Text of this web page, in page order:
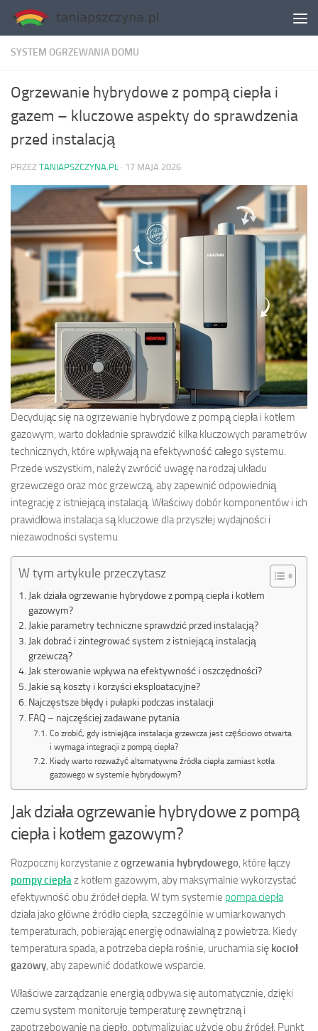
Skip to content
SYSTEM OGRZEWANIA DOMU
Ogrzewanie hybrydowe z pompą ciepła i
gazem – kluczowe aspekty do sprawdzenia
przed instalacją
PRZEZ TANIAPSZCZYNA.PL · 17 MAJA 2026
Decydując się na ogrzewanie hybrydowe z pompą ciepła i kotłem
gazowym, warto dokładnie sprawdzić kilka kluczowych parametrów
technicznych, które wpływają na efektywność całego systemu.
Przede wszystkim, należy zwrócić uwagę na rodzaj układu
grzewczego oraz moc grzewczą, aby zapewnić odpowiednią
integrację z istniejącą instalacją. Właściwy dobór komponentów i ich
prawidłowa instalacja są kluczowe dla przyszłej wydajności i
niezawodności systemu.
W tym artykule przeczytasz
Jak działa ogrzewanie hybrydowe z pompą ciepła i kotłem
gazowym?
Jakie parametry techniczne sprawdzić przed instalacją?
Jak dobrać i zintegrować system z istniejącą instalacją
grzewczą?
Jak sterowanie wpływa na efektywność i oszczędności?
Jakie są koszty i korzyści eksploatacyjne?
Najczęstsze błędy i pułapki podczas instalacji
FAQ – najczęściej zadawane pytania
Co zrobić, gdy istniejąca instalacja grzewcza jest częściowo otwarta
i wymaga integracji z pompą ciepła?
Kiedy warto rozważyć alternatywne źródła ciepła zamiast kotła
gazowego w systemie hybrydowym?
Jak działa ogrzewanie hybrydowe z pompą
ciepła i kotłem gazowym?
Rozpocznij korzystanie zogrzewania hybrydowego , które łączy
pompy ciepła z kotłem gazowym, aby maksymalnie wykorzystać
efektywność obu źródeł ciepła. W tym systemie pompa ciepła
działa jako główne źródło ciepła, szczególnie w umiarkowanych
temperaturach, pobierając energię odnawialną z powietrza. Kiedy
temperatura spada, a potrzeba ciepła rośnie, uruchamia się kocioł
gazowy , aby zapewnić dodatkowe wsparcie.
Właściwe zarządzanie energią odbywa się automatycznie, dzięki
czemu system monitoruje temperaturę zewnętrzną i
zapotrzebowanie na ciepło, optymalizując użycie obu źródeł. Punkt